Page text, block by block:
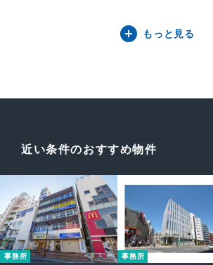
もっと見る
近い条件のおすすめ物件
事務所 事務所